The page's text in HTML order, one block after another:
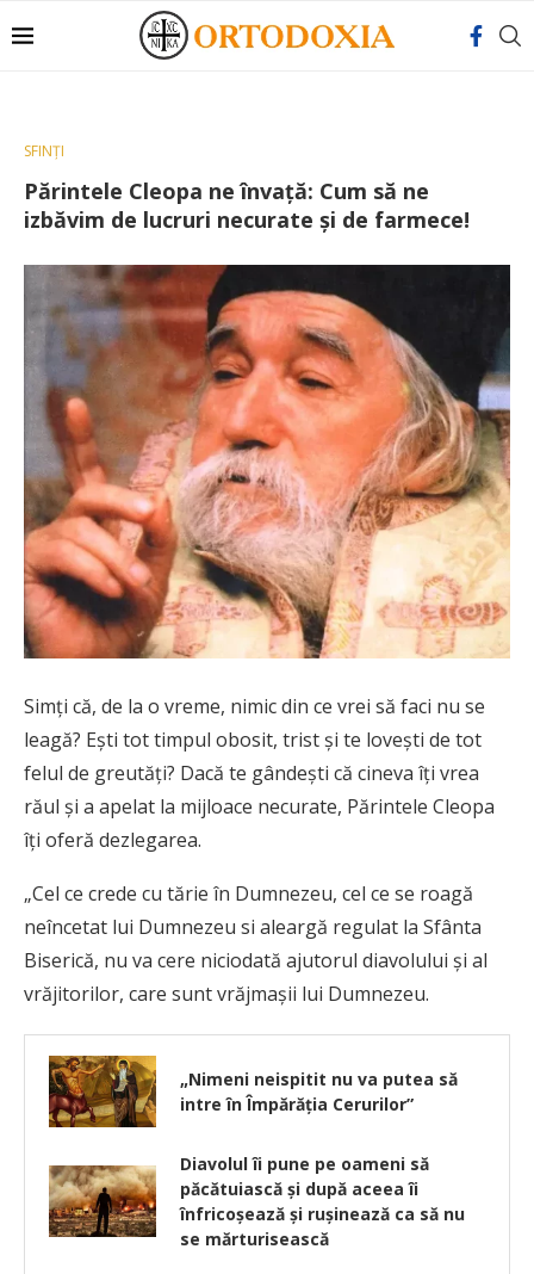
SFINȚI
Părintele Cleopa ne învață: Cum să ne
izbăvim de lucruri necurate și de farmece!
Simți că, de la o vreme, nimic din ce vrei să faci nu se
leagă? Ești tot timpul obosit, trist și te lovești de tot
felul de greutăți? Dacă te gândești că cineva îți vrea
răul și a apelat la mijloace necurate, Părintele Cleopa
îți oferă dezlegarea.
„Cel ce crede cu tărie în Dumnezeu, cel ce se roagă
neîncetat lui Dumnezeu si aleargă regulat la Sfânta
Biserică, nu va cere niciodată ajutorul diavolului și al
vrăjitorilor, care sunt vrăjmașii lui Dumnezeu.
„Nimeni neispitit nu va putea să
intre în Împărăția Cerurilor”
Diavolul îi pune pe oameni să
păcătuiască şi după aceea îi
înfricoşează şi ruşinează ca să nu
se mărturisească